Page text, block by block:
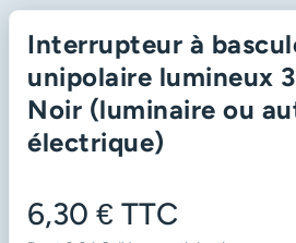
favorite_border
Interrupteur à
unipolaire lumineux
Noir (luminaire ou
électrique)
6,30 € TTC